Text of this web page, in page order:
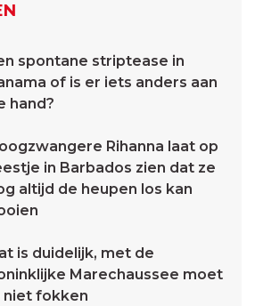
spontane striptease in
of is er iets anders aan
hand?
Rihanna laat op
in Barbados zien dat ze
altijd de heupen los kan
is duidelijk, met de
Marechaussee moet
niet fokken